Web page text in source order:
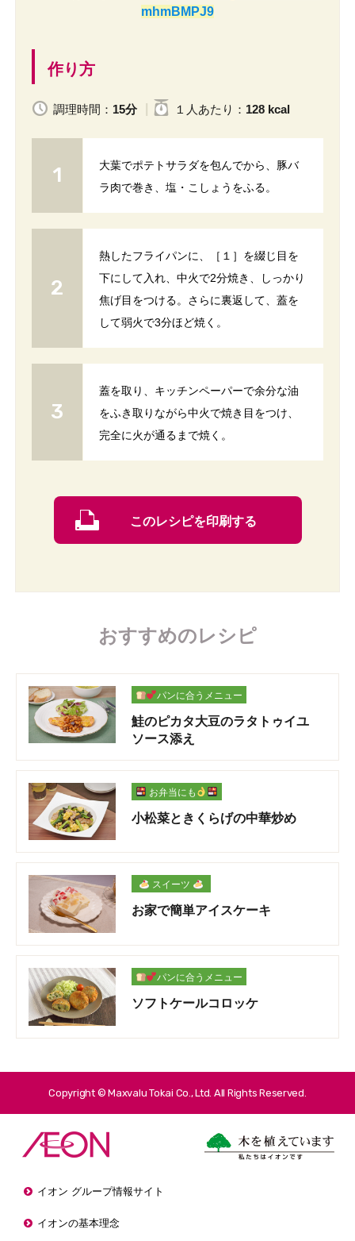
mhmBMPJ9
作り方
調理時間： 15分 １人 あたり ： 128 kcal
大葉でポテトサラダを包んでから、豚バ
ラ肉で巻き、塩・こしょうをふる。
熱したフライパンに、［１］を綴じ目を
下にして入れ、中火で2分焼き、しっかり
焦げ目をつける。さらに裏返して、蓋を
して弱火で3分ほど焼く。
蓋を取り、キッチンペーパーで余分な油
をふき取りながら中火で焼き目をつけ、
完全に火が通るまで焼く。
このレシピを印刷する
おすすめのレシピ
パンに合うメニュー
鮭のピカタ大豆のラタトゥイユ
ソース添え
お弁当にも
小松菜ときくらげの中華炒め
スイーツ
お家で簡単アイスケーキ
パンに合うメニュー
ソフトケールコロッケ
Copyright © Maxvalu Tokai Co., Ltd. All Rights Reserved.
イオン グループ情報サイト
イオンの基本理念